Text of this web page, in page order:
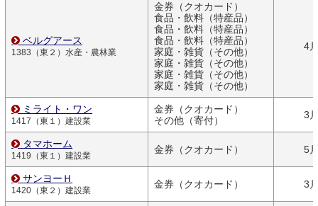
ベルグアース
1383（東２）水産・農林業
金券（クオカード）
食品・飲料（特産品）
食品・飲料（特産品）
食品・飲料（特産品）
家庭・雑貨（その他）
家庭・雑貨（その他）
家庭・雑貨（その他）
家庭・雑貨（その他）
4
ミライト・ワン
1417（東１）建設業
金券（クオカード）
その他（寄付）
3
タマホーム
1419（東１）建設業
金券（クオカード） 5
サンヨーＨ
1420（東２）建設業
金券（クオカード） 3